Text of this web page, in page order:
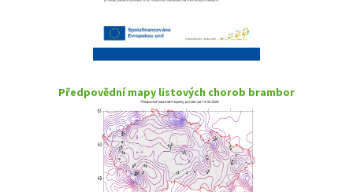
Předpovědní mapy listových chorob brambor